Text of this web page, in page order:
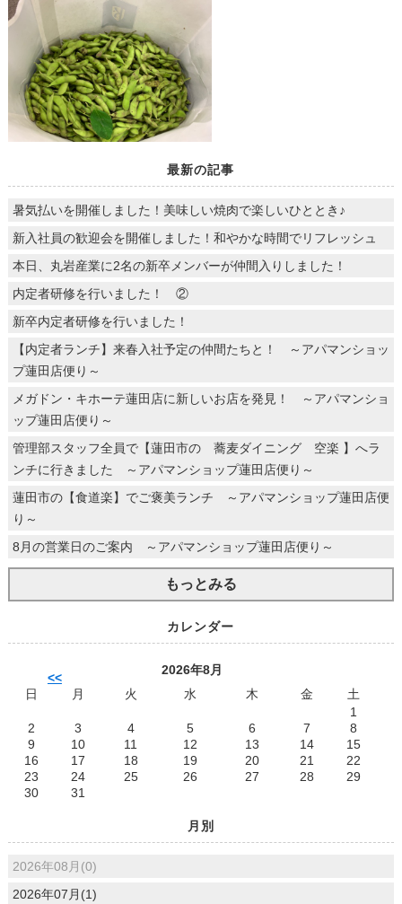
最新の記事
暑気払いを開催しました！美味しい焼肉で楽しいひととき♪
新入社員の歓迎会を開催しました！和やかな時間でリフレッシュ
本日、丸岩産業に2名の新卒メンバーが仲間入りしました！
内定者研修を行いました！ ②
新卒内定者研修を行いました！
【内定者ランチ】来春入社予定の仲間たちと！ ～アパマンショッ
プ蓮田店便り～
メガドン・キホーテ蓮田店に新しいお店を発見！ ～アパマンショ
ップ蓮田店便り～
管理部スタッフ全員で【蓮田市の 蕎麦ダイニング 空楽 】へラ
ンチに行きました ～アパマンショップ蓮田店便り～
蓮田市の【食道楽】でご褒美ランチ ～アパマンショップ蓮田店便
り～
8月の営業日のご案内 ～アパマンショップ蓮田店便り～
もっとみる
カレンダー
<<
2026年8月
日
月 火 水 木 金
土
1
2
3 4 5 6 7
8
9
10 11 12 13 14
15
16
17 18 19 20 21
22
23
24 25 26 27 28
29
30
31
月別
2026年08月(0)
2026年07月(1)